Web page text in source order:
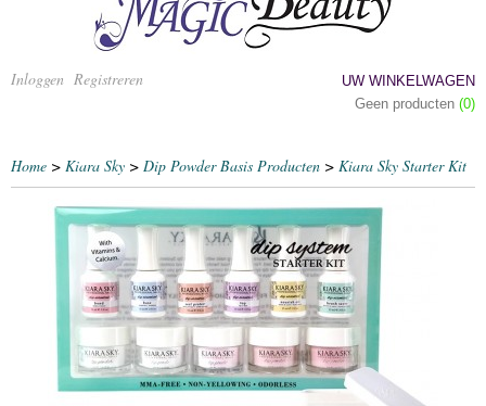
Inloggen Registreren
UW WINKELWAGEN
Geen producten (0)
Home > Kiara Sky > Dip Powder Basis Producten > Kiara Sky Starter Kit